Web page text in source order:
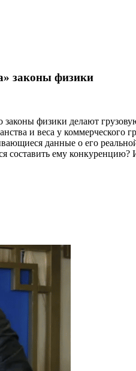
законы физики
физики делают
и веса у коммерческого
данные о его
составить ему